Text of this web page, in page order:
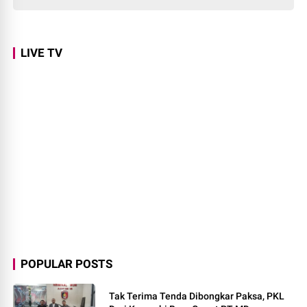
LIVE TV
POPULAR POSTS
Tak Terima Tenda Dibongkar Paksa, PKL